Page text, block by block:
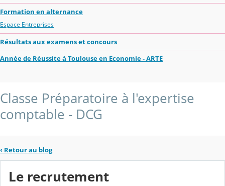
Formation en alternance
Espace Entreprises
Résultats aux examens et concours
Année de Réussite à Toulouse en Economie - ARTE
Classe Préparatoire à l'expertise
comptable - DCG
‹ Retour au blog
Le recrutement